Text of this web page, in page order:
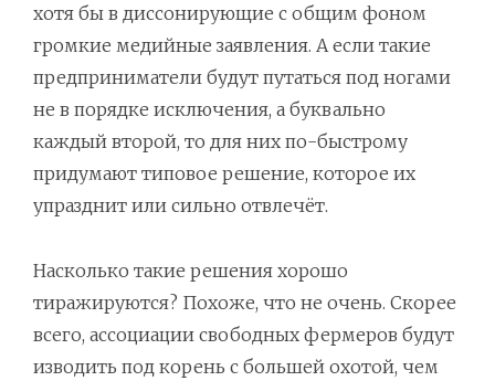
хотя бы в диссонирующие с общим фоном
громкие медийные заявления. А если такие
предприниматели будут путаться под ногами
не в порядке исключения, а буквально
каждый второй, то для них по-быстрому
придумают типовое решение, которое их
упразднит или сильно отвлечёт.
Насколько такие решения хорошо
тиражируются? Похоже, что не очень. Скорее
всего, ассоциации свободных фермеров будут
изводить под корень с большей охотой, чем